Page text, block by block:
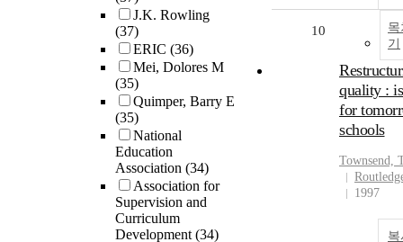
J.K. Rowling
(37)
ERIC (36)
Mei, Dolores M
(35)
Quimper, Barry E
(35)
National
Education
Association (34)
Association for
Supervision and
Curriculum
Development(34)
기
10
quality :
for
schools
Townsend,
1997